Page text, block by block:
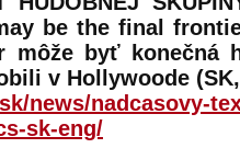
be the final
môže byť konečná
v Hollywoode
news/nadcasovy-
sk-eng/